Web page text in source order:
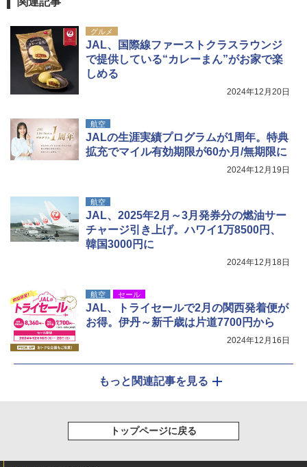
グルメ
JAL、国際線ファーストクラスラウンジ
で提供している“カレーまん”がお家で楽
しめる
2024年12月20日
航空
JALの生涯実績プログラムが1周年。特典
拡充でマイル有効期限が60か月/無期限に
2024年12月19日
航空
JAL、2025年2月～3月発券分の燃油サー
チャージ引き上げ。ハワイ1万8500円、
韓国3000円に
2024年12月18日
航空 セール
JAL、トライセールで2月の関西発着便が
お得。伊丹～新千歳は片道7700円から
2024年12月16日
もっと関連記事を見る
トップページに戻る